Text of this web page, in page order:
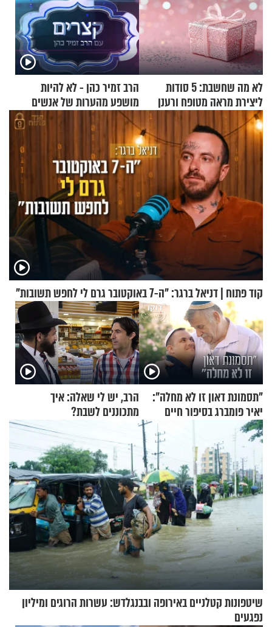
לא מה שחשבת: 5 סודות
ליצירת מראה מטופח ורענן
הרב זמיר כהן - לא להיות
מושפע מהערות של אנשים
קוד פתוח | דניאל ברגר: "ה-7 באוקטובר גרם לי לחפש תשובות"
"תסמונת דאון זו לא מחלה":
יאיר פומברג בסיפור חיים
מעורר השראה
הרב, יש לי שאלה: איך
מתכוננים לשבת?
שיטפונות קטלניים באירופה ובבנגלדש: עשרות הרוגים ומיליון
נפגעים